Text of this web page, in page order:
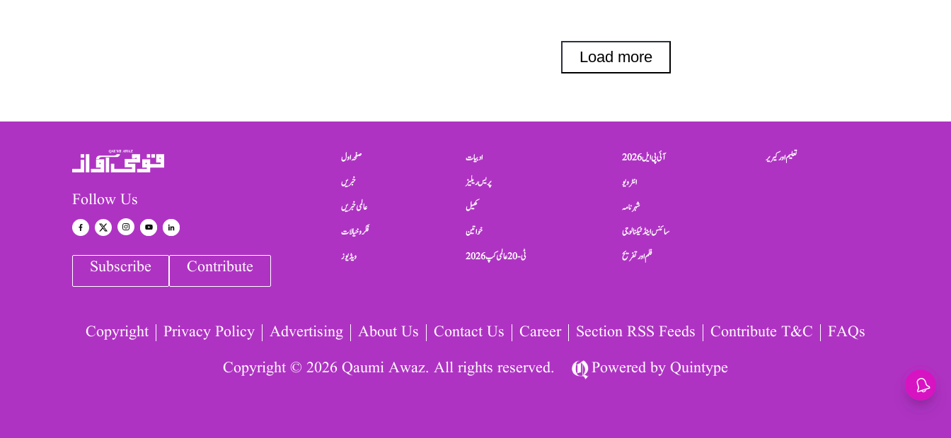
Load more
Follow Us
Subscribe Contribute
صفحہ اول
خبریں
عالمی خبریں
فکر و خیالات
ویڈیوز
ادبیات
پریس ریلیز
کھیل
خواتین
ٹی-20 عالمی کپ 2026
آئی پی ایل 2026
انٹرویو
شہرنامہ
سائنس اینڈ ٹیکنالوجی
فلم اور تفریح
تعلیم اور کیریر
Copyright Privacy Policy Advertising About Us Contact Us Career Section RSS Feeds Contribute T&C
FAQs
Copyright © 2026 Qaumi Awaz. All rights reserved.
Powered byQuintype